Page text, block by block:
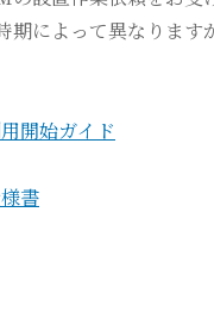
によって異なりま
開始ガイド
書